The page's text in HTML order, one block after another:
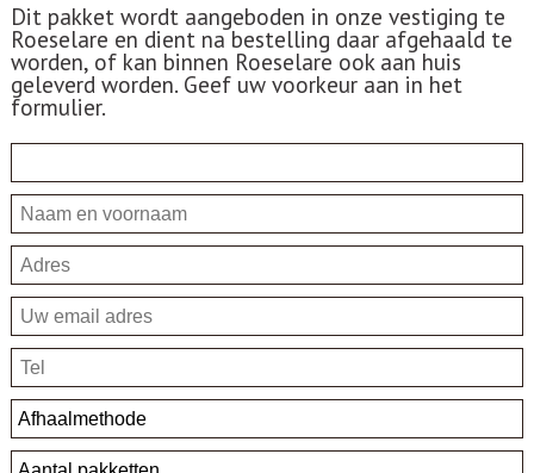
Dit pakket wordt aangeboden in onze vestiging te
Roeselare en dient na bestelling daar afgehaald te
worden, of kan binnen Roeselare ook aan huis
geleverd worden. Geef uw voorkeur aan in het
formulier.